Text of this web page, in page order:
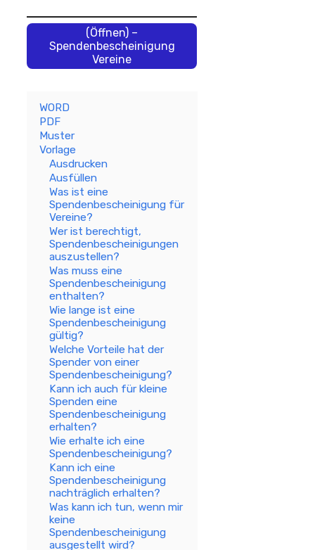
(Öffnen) –
Spendenbescheinigung
Vereine
WORD
PDF
Muster
Vorlage
Ausdrucken
Ausfüllen
Was ist eine
Spendenbescheinigung für
Vereine?
Wer ist berechtigt,
Spendenbescheinigungen
auszustellen?
Was muss eine
Spendenbescheinigung
enthalten?
Wie lange ist eine
Spendenbescheinigung
gültig?
Welche Vorteile hat der
Spender von einer
Spendenbescheinigung?
Kann ich auch für kleine
Spenden eine
Spendenbescheinigung
erhalten?
Wie erhalte ich eine
Spendenbescheinigung?
Kann ich eine
Spendenbescheinigung
nachträglich erhalten?
Was kann ich tun, wenn mir
keine
Spendenbescheinigung
ausgestellt wird?